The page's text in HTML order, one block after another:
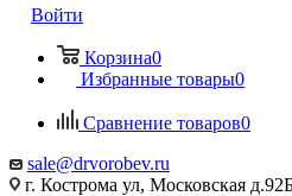
Войти
Корзина0
Избранные товары0
Сравнение товаров0
sale@drvorobev.ru
г. Кострома ул, Московская